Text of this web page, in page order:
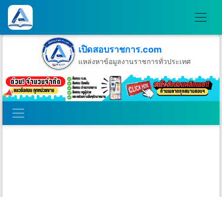
เปิดสอบราชการ.com
แหล่งหาข้อมูลงานราชการทั่วประเทศ
วันอาทิตย์ที่ 9 เดือนสิงหาคม พ.ศ.2569